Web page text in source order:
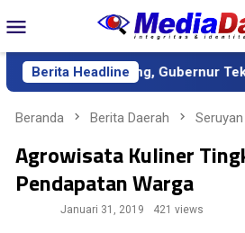
ke
kontenMobile
Berita Headline
Kalteng, Gubernur Tekankan Kerja
Beranda Berita Daerah Seruyan
Agrowisata Kuliner
Pendapatan Warga
Januari 31, 2019 421 views